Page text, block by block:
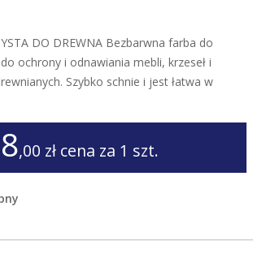
DO DREWNA Bezbarwna farba do
ochrony i odnawiania mebli, krzeseł i
Szybko schnie i jest łatwa w
,00 zł cena za 1 szt.